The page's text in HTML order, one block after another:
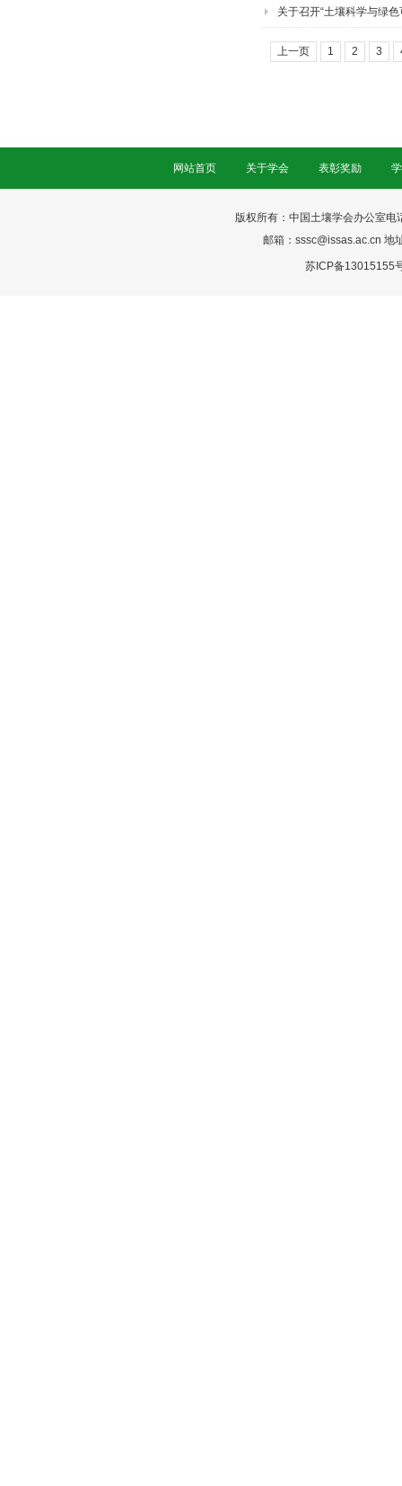
关于召开“土壤科学与绿
上一页 1 2 3
网站首页 关于学会 表彰奖励
版权所有：中国土壤学会办公室
邮箱：sssc@issas.ac.cn 地
苏ICP备13015155